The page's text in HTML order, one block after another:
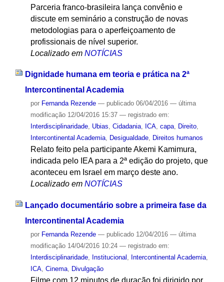
Parceria franco-brasileira lança convênio e
discute em seminário a construção de novas
metodologias para o aperfeiçoamento de
profissionais de nível superior.
Localizado em NOTÍCIAS
Dignidade humana em teoria e prática na 2ª
Intercontinental Academia
por Fernanda Rezende — publicado06/04/2016 — última
modificação12/04/2016 15:37 — registrado em:
Interdisciplinaridade, Ubias, Cidadania, ICA, capa, Direito,
Intercontinental Academia, Desigualdade, Direitos humanos
Relato feito pela participante Akemi Kamimura,
indicada pelo IEA para a 2ª edição do projeto, que
aconteceu em Israel em março deste ano.
Localizado em NOTÍCIAS
Lançado documentário sobre a primeira fase da
Intercontinental Academia
por Fernanda Rezende — publicado12/04/2016 — última
modificação14/04/2016 10:24 — registrado em:
Interdisciplinaridade, Institucional , Intercontinental Academia,
ICA, Cinema, Divulgação
Filme com 12 minutos de duração foi dirigido por